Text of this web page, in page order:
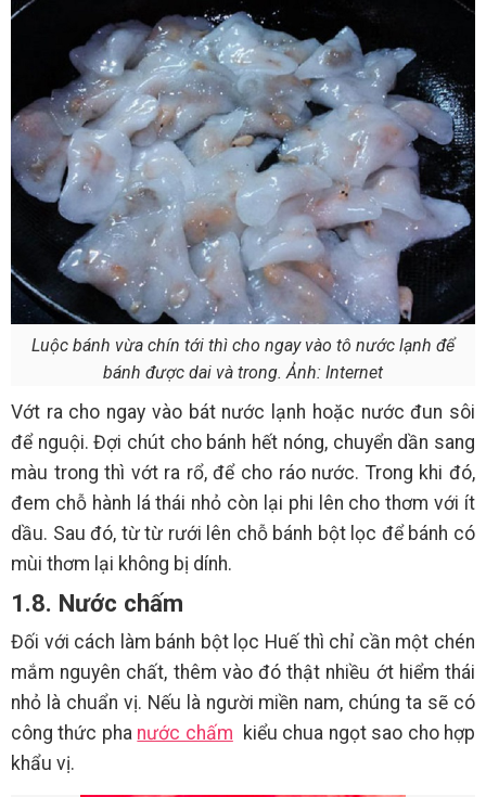
Luộc bánh vừa chín tới thì cho ngay vào tô nước lạnh để
bánh được dai và trong. Ảnh: Internet
Vớt ra cho ngay vào bát nước lạnh hoặc nước đun sôi
để nguội. Đợi chút cho bánh hết nóng, chuyển dần sang
màu trong thì vớt ra rổ, để cho ráo nước. Trong khi đó,
đem chỗ hành lá thái nhỏ còn lại phi lên cho thơm với ít
dầu. Sau đó, từ từ rưới lên chỗ bánh bột lọc để bánh có
mùi thơm lại không bị dính.
1.8. Nước chấm
Đối với cách làm bánh bột lọc Huế thì chỉ cần một chén
mắm nguyên chất, thêm vào đó thật nhiều ớt hiểm thái
nhỏ là chuẩn vị. Nếu là người miền nam, chúng ta sẽ có
công thức pha nước chấm kiểu chua ngọt sao cho hợp
khẩu vị.